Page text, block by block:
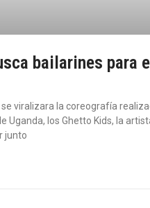
bailarines para
se viralizara la coreografía
Uganda, los Ghetto Kids, la
junto